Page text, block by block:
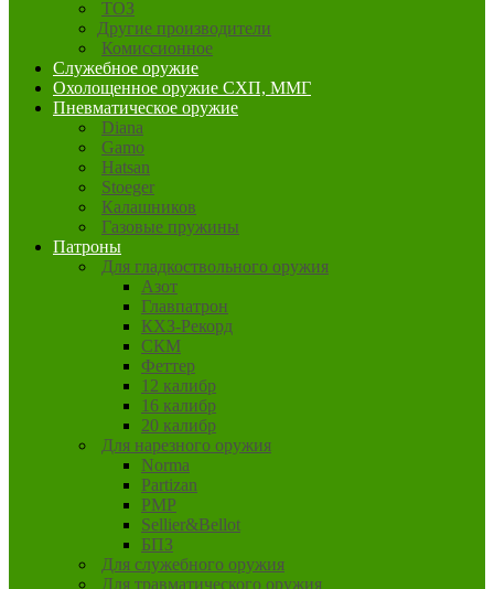
ТОЗ
Другие производители
Комиссионное
Служебное оружие
Охолощенное оружие СХП, ММГ
Пневматическое оружие
Diana
Gamo
Hatsan
Stoeger
Калашников
Газовые пружины
Патроны
Для гладкоствольного оружия
Азот
Главпатрон
КХЗ-Рекорд
СКМ
Феттер
12 калибр
16 калибр
20 калибр
Для нарезного оружия
Norma
Partizan
PMP
Sellier&Bellot
БПЗ
Для служебного оружия
Для травматического оружия